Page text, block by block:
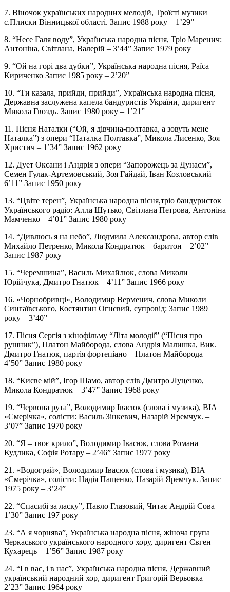
7. Віночок українських народних мелодій, Троїсті музики
с.Плиски Вінницької області. Запис 1988 року – 1’29”
8. “Несе Галя воду”, Українська народна пісня, Тріо Маренич:
Антоніна, Світлана, Валерій – 3’44” Запис 1979 року
9. “Ой на горі два дубки”, Українська народна пісня, Раїса
Кириченко Запис 1985 року – 2’20”
10. “Ти казала, прийди, прийди”, Українська народна пісня,
Державна заслужена капела бандуристів України, диригент
Микола Гвоздь. Запис 1980 року – 1’21”
11. Пісня Наталки (“Ой, я дівчина-полтавка, а зовуть мене
Наталка”) з опери “Наталка Полтавка”, Микола Лисенко, Зоя
Христич – 1’34” Запис 1962 року
12. Дует Оксани і Андрія з опери “Запорожець за Дунаєм”,
Семен Гулак-Артемовський, Зоя Гайдай, Іван Козловський –
6’11” Запис 1950 року
13. “Цвіте терен”, Українська народна пісня,тріо бандуристок
Українського радіо: Алла Шутько, Світлана Петрова, Антоніна
Мамченко – 4’01” Запис 1980 року
14. “Дивлюсь я на небо”, Людмила Александрова, автор слів
Михайло Петренко, Микола Кондратюк – баритон – 2’02”
Запис 1987 року
15. “Черемшина”, Василь Михайлюк, слова Миколи
Юрійчука, Дмитро Гнатюк – 4’11” Запис 1966 року
16. «Чорнобривці», Володимир Верменич, слова Миколи
Сингаївського, Костянтин Огнєвий, супровід: Запис 1989
року – 3’40”
17. Пісня Сергія з кінофільму “Літа молодії” (“Пісня про
рушник”), Платон Майборода, слова Андрія Малишка, Вик.
Дмитро Гнатюк, партія фортепіано – Платон Майборода –
4’50” Запис 1980 року
18. “Києве мій”, Ігор Шамо, автор слів Дмитро Луценко,
Микола Кондратюк – 3’47” Запис 1968 року
19. “Червона рута”, Володимир Івасюк (слова і музика), ВІА
«Смерічка», солісти: Василь Зінкевич, Назарій Яремчук. –
3’07” Запис 1970 року
20. “Я – твоє крило”, Володимир Івасюк, слова Романа
Кудлика, Софія Ротару – 2’46” Запис 1977 року
21. «Водограй», Володимир Івасюк (слова і музика), ВІА
«Смерічка», солісти: Надія Пащенко, Назарій Яремчук. Запис
1975 року – 3’24”
22. “Спасибі за ласку”, Павло Глазовий, Читає Андрій Сова –
1’30” Запис 197 року
23. “А я чорнява”, Українська народна пісня, жіноча група
Черкаського українського народного хору, диригент Євген
Кухарець – 1’56” Запис 1987 року
24. “І в вас, і в нас”, Українська народна пісня, Державний
український народний хор, диригент Григорій Верьовка –
2’23” Запис 1964 року